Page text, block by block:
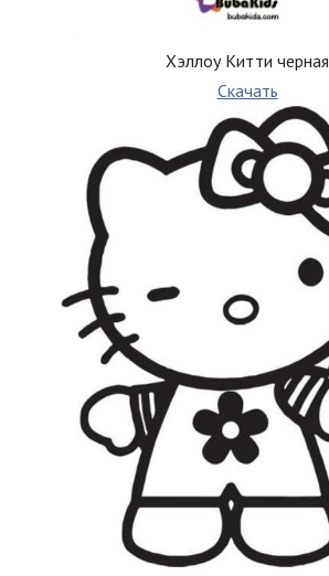
Хэллоу Китти черная
Скачать